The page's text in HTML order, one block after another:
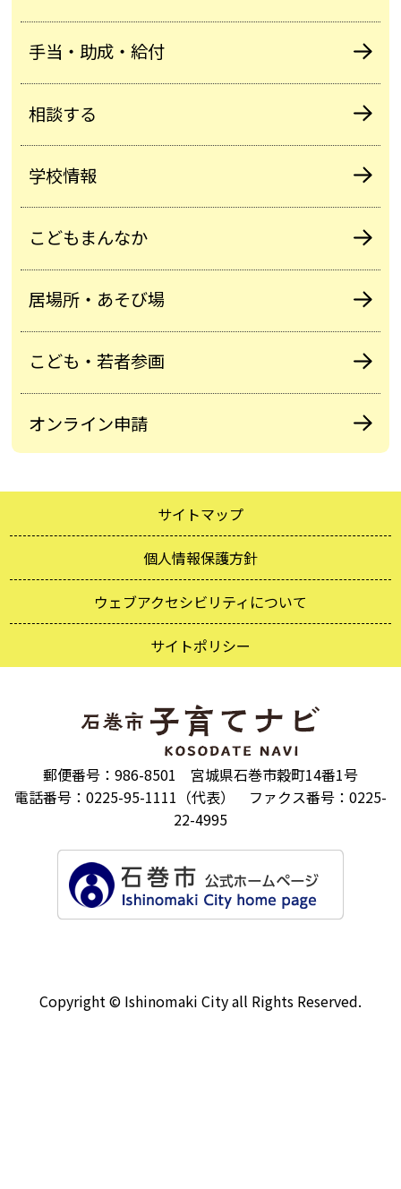
手当・助成・給付
相談する
学校情報
こどもまんなか
居場所・あそび場
こども・若者参画
オンライン申請
サイトマップ
個人情報保護方針
ウェブアクセシビリティについて
サイトポリシー
郵便番号：986-8501 宮城県石巻市穀町14番1号
電話番号：0225-95-1111（代表） ファクス番号：0225-
22-4995
Copyright © Ishinomaki City all Rights Reserved.